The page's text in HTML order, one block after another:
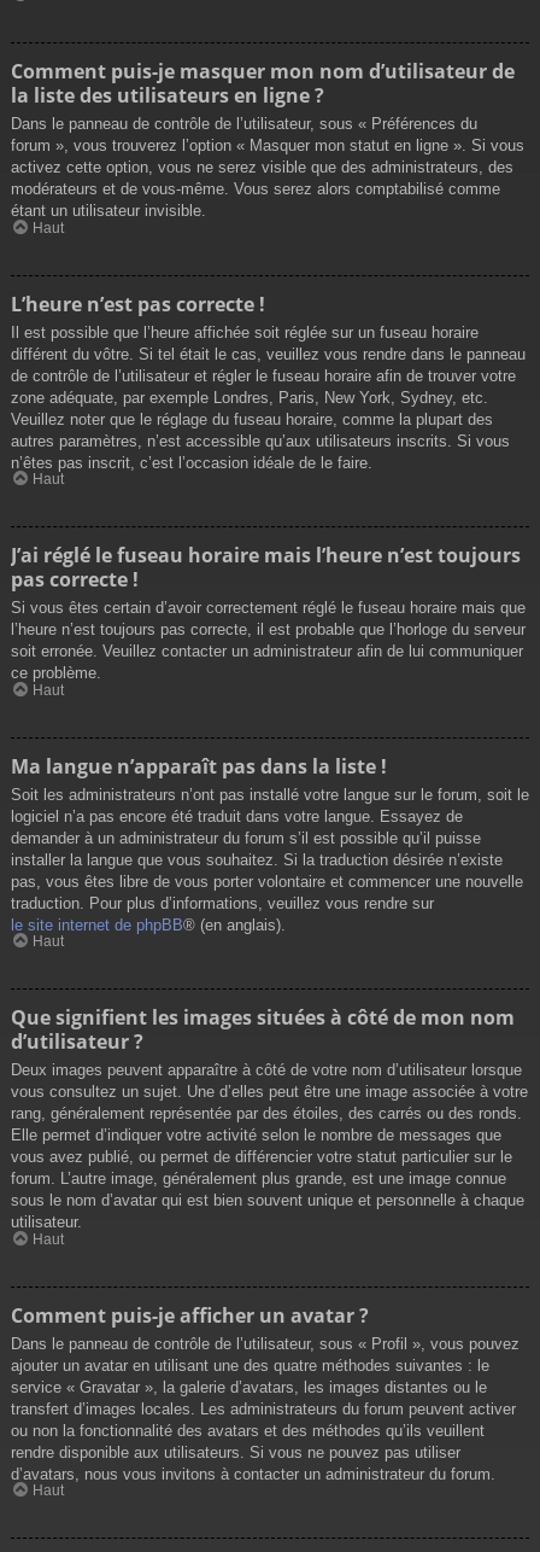
Comment puis-je masquer mon nom d’utilisateur de
la liste des utilisateurs en ligne ?
Dans le panneau de contrôle de l’utilisateur, sous « Préférences du
forum », vous trouverez l’option « Masquer mon statut en ligne ». Si vous
activez cette option, vous ne serez visible que des administrateurs, des
modérateurs et de vous-même. Vous serez alors comptabilisé comme
étant un utilisateur invisible.
Haut
L’heure n’est pas correcte !
Il est possible que l’heure affichée soit réglée sur un fuseau horaire
différent du vôtre. Si tel était le cas, veuillez vous rendre dans le panneau
de contrôle de l’utilisateur et régler le fuseau horaire afin de trouver votre
zone adéquate, par exemple Londres, Paris, New York, Sydney, etc.
Veuillez noter que le réglage du fuseau horaire, comme la plupart des
autres paramètres, n’est accessible qu’aux utilisateurs inscrits. Si vous
n’êtes pas inscrit, c’est l’occasion idéale de le faire.
Haut
J’ai réglé le fuseau horaire mais l’heure n’est toujours
pas correcte !
Si vous êtes certain d’avoir correctement réglé le fuseau horaire mais que
l’heure n’est toujours pas correcte, il est probable que l’horloge du serveur
soit erronée. Veuillez contacter un administrateur afin de lui communiquer
ce problème.
Haut
Ma langue n’apparaît pas dans la liste !
Soit les administrateurs n’ont pas installé votre langue sur le forum, soit le
logiciel n’a pas encore été traduit dans votre langue. Essayez de
demander à un administrateur du forum s’il est possible qu’il puisse
installer la langue que vous souhaitez. Si la traduction désirée n’existe
pas, vous êtes libre de vous porter volontaire et commencer une nouvelle
traduction. Pour plus d’informations, veuillez vous rendre sur
le site internet de phpBB® (en anglais).
Haut
Que signifient les images situées à côté de mon nom
d’utilisateur ?
Deux images peuvent apparaître à côté de votre nom d’utilisateur lorsque
vous consultez un sujet. Une d’elles peut être une image associée à votre
rang, généralement représentée par des étoiles, des carrés ou des ronds.
Elle permet d’indiquer votre activité selon le nombre de messages que
vous avez publié, ou permet de différencier votre statut particulier sur le
forum. L’autre image, généralement plus grande, est une image connue
sous le nom d’avatar qui est bien souvent unique et personnelle à chaque
utilisateur.
Haut
Comment puis-je afficher un avatar ?
Dans le panneau de contrôle de l’utilisateur, sous « Profil », vous pouvez
ajouter un avatar en utilisant une des quatre méthodes suivantes : le
service « Gravatar », la galerie d’avatars, les images distantes ou le
transfert d’images locales. Les administrateurs du forum peuvent activer
ou non la fonctionnalité des avatars et des méthodes qu’ils veuillent
rendre disponible aux utilisateurs. Si vous ne pouvez pas utiliser
d’avatars, nous vous invitons à contacter un administrateur du forum.
Haut